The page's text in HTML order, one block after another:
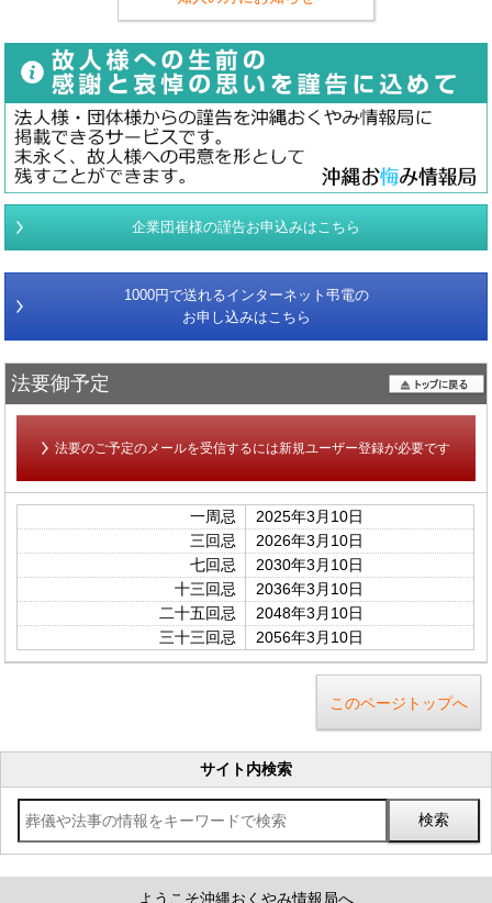
企業団崔様の謹告お申込みはこちら
1000円で送れるインターネット弔電の
お申し込みはこちら
法要御予定
法要のご予定のメールを受信するには新規ユーザー登録が必要です
一周忌
2025年3月10日
三回忌
2026年3月10日
七回忌
2030年3月10日
十三回忌
2036年3月10日
二十五回忌
2048年3月10日
三十三回忌
2056年3月10日
このページトップへ
サイト内検索
ようこそ沖縄おくやみ情報局へ